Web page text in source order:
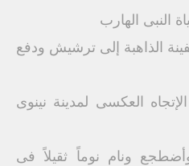
النبى الهارب
الذاهبة إلى ترشيش ودفع
العكسى لمدينة نينوى
ونام نوماً ثقيلاً فى